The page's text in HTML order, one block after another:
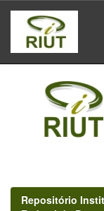
Skip
navigation
Repositório